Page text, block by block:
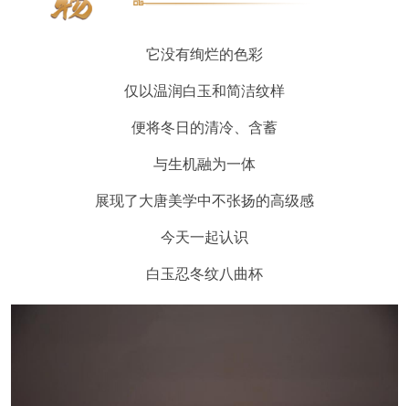
它没有绚烂的色彩
仅以温润白玉和简洁纹样
便将冬日的清冷、含蓄
与生机融为一体
展现了大唐美学中不张扬的高级感
今天一起认识
白玉忍冬纹八曲杯